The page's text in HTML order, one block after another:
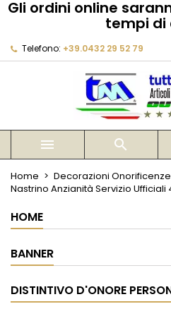
Gli ordini online
tempi di
Telefono: +39.0432 29 52 79
 
Home Decorazioni Onorificenze
Nastrino Anzianità Servizio
HOME
BANNER
DISTINTIVO D'ONORE
My wishlists
add_circle_outline Create new list
Crea lista dei
Annulla
Devi avere effettuato
prodotti nella tua lista dei